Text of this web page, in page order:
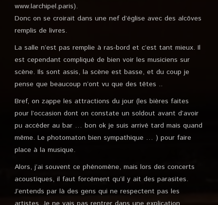
www.larchipel.paris).
Donc on se croirait dans une nef d’église avec des alcôves
remplis de livres.
La salle n’est pas remplie à ras-bord et c’est tant mieux. Il
est cependant compliqué de bien voir les musiciens sur
scène. Ils sont assis, la scène est basse, et du coup je
pense que beaucoup n’ont vu que des têtes ..
Bref, on zappe les attractions du jour (les bières faites
pour l’occasion dont on constate un soldout avant d’avoir
pu accéder au bar … bon ok je suis arrivé tard mais quand
même. Le photomaton bien sympathique … ) pour faire
place à la musique.
Alors, j’ai souvent ce phénomène, mais lors des concerts
acoustiques, il faut forcément qu’il y ait des parasites.
J’entends par là des gens qui ne respectent pas les